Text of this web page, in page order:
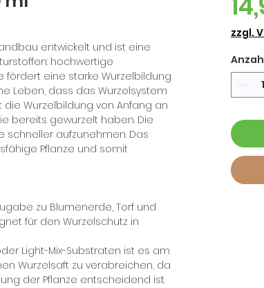
entwickelt und ist eine
hochwertige
fördert eine starke Wurzelbildung
Leben, dass das Wurzelsystem
Wurzelbildung von Anfang an
bereits gewurzelt haben. Die
schneller aufzunehmen. Das
Pflanze und somit
zu Blumenerde, Torf und
für den Wurzelschutz in
Light-Mix-Substraten ist es am
Wurzelsaft zu verabreichen, da
der Pflanze entscheidend ist.
zzgl.